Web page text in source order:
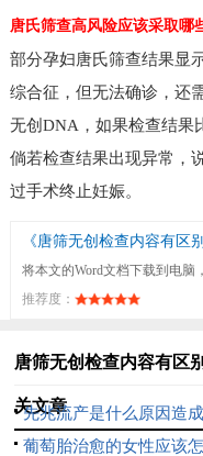
唐氏筛查高风险应该采取哪
部分孕妇唐氏筛查结果显
综合征，但无法确诊，还
无创DNA，如果检查结果
倘若检查结果出现异常，
过手术终止妊娠。
将本文的Word文档下载到电脑
推荐度：
唐筛无创检查内容有区
关文章
先兆流产是什么原因造
了解完全才好方范
葡萄胎治愈的女性应该